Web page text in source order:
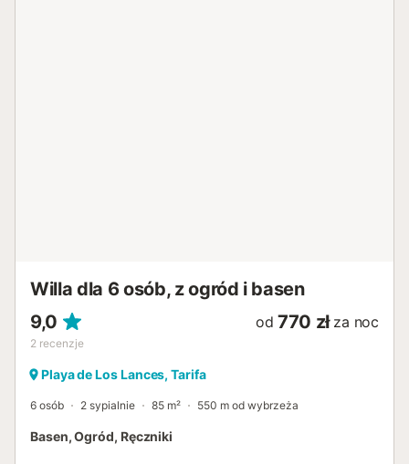
Willa dla 6 osób, z ogród i basen
9,0
2 recenzje
od 770 zł za noc
Playa de Los Lances, Tarifa
6 osób 2 sypialnie 85 m² 550 m od wybrzeża
Basen, Ogród, Ręczniki